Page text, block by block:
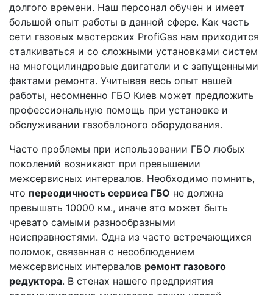
долгого времени. Наш персонал обучен и имеет
большой опыт работы в данной сфере. Как часть
сети газовых мастерских ProfiGas нам приходится
сталкиваться и со сложными установками систем
на многоцилиндровые двигатели и с запущенными
фактами ремонта. Учитывая весь опыт нашей
работы, несомненно ГБО Киев может предложить
профессиональную помощь при установке и
обслуживании газобалоного оборудования.
Часто проблемы при использовании ГБО любых
поколений возникают при превышении
межсервисных интервалов. Необходимо помнить,
что переодичность сервиса ГБО не должна
превышать 10000 км., иначе это может быть
чревато самыми разнообразными
неисправностями. Одна из часто встречающихся
поломок, связанная с несоблюдением
межсервисных интервалов ремонт газового
редуктора. В стенах нашего предприятия